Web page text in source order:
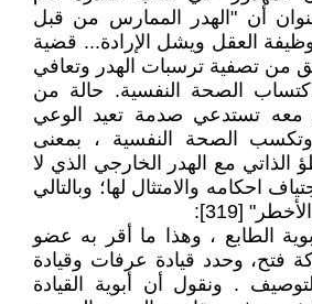
أن "الهدر الممارس من قبل
وظيفة العقل ويشل الإرادة... قضية
من تصفية ترسبات الهدر وتعافي
لاكتساب الصحة النفسية. حالة من
معه تستدعي صدمة تعيد الوعي
وتكسب الصحة النفسية ، بمعنى
الذاتي مع الهدر الخارجي الذي لا
احكامه والامتثال لها؛ وبالتالي
[319]:
أبوية الطابع ، وهذا ما أقر به عضو
فتح، وحدد قيادة عرفات وقيادة
. ونقول أن أبوية القيادة